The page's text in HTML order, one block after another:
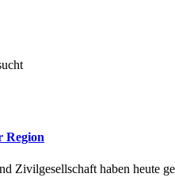
Region
Zivilgesellschaft haben heute